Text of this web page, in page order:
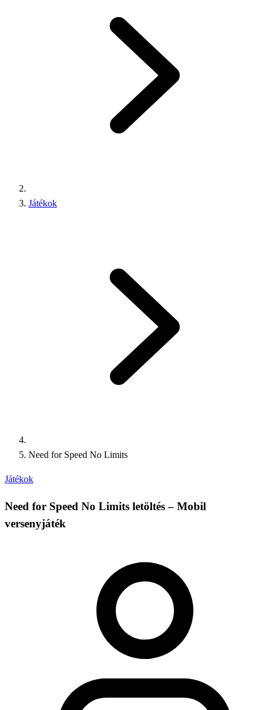
Játékok
Need for Speed No Limits
Játékok
Need for Speed No Limits letöltés – Mobil
versenyjáték